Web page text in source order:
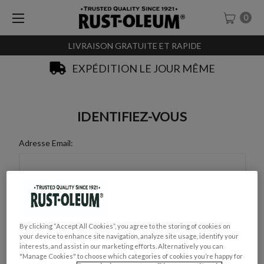
LIVRAISON GRATUITE ET RAPIDE
0
EXPÉDITION LE JOUR MÊME
IDENTIFIEZ-VOUS
Adresse Email:
Mot de Passe :
By clicking “Accept All Cookies”, you agree to the storing of cookies on
your device to enhance site navigation, analyze site usage, identify your
interests, and assist in our marketing efforts. Alternatively you can
"Manage Cookies" to choose which categories of cookies you’re happy for